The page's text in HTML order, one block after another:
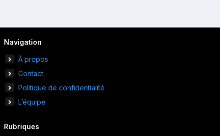
Navigation
À propos
Contact
Politique de confidentialité
L’équipe
Rubriques